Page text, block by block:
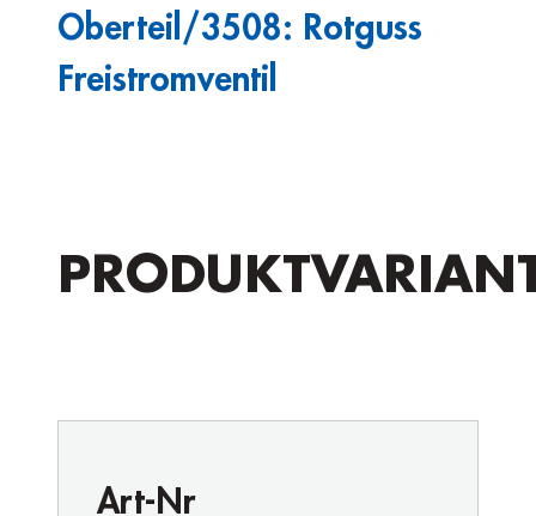
Oberteil/3508: Rotguss
Freistromventil
Art-Nr